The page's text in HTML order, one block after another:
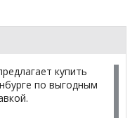
купить
по выгодным